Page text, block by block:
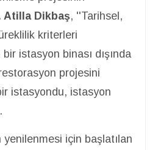
Atilla Dikbaş, ''Tarihsel,
kriterleri
istasyon binası dışında
projesini
istasyondu, istasyon
yenilenmesi için başlatılan